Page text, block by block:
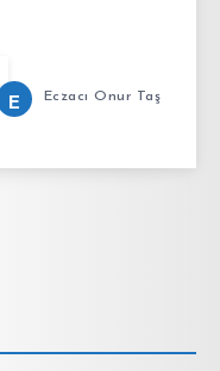
E Eczacı Onur Taş